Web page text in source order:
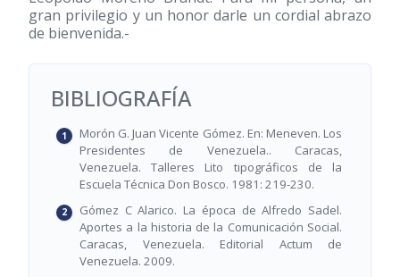
gran privilegio y un honor darle un cordial abrazo
de bienvenida.-
BIBLIOGRAFÍA
Morón G. Juan Vicente Gómez. En: Meneven. Los
Presidentes de Venezuela.. Caracas,
Venezuela. Talleres Lito tipográficos de la
Escuela Técnica Don Bosco. 1981: 219-230.
Gómez C Alarico. La época de Alfredo Sadel.
Aportes a la historia de la Comunicación Social.
Caracas, Venezuela. Editorial Actum de
Venezuela. 2009.